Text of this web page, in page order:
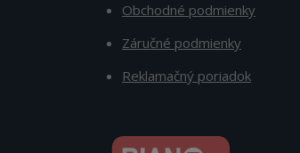
Obchodné podmienky
Záručné podmienky
Reklamačný poriadok